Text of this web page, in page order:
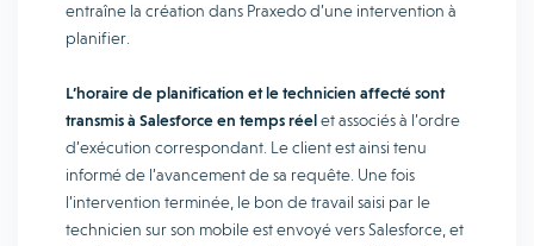
entraîne la création dans Praxedo d’une intervention à
planifier.
L’horaire de planification et le technicien affecté sont
transmis à Salesforce en temps réelet associés à l’ordre
d’exécution correspondant. Le client est ainsi tenu
informé de l’avancement de sa requête. Une fois
l’intervention terminée, le bon de travail saisi par le
technicien sur son mobile est envoyé vers Salesforce, et